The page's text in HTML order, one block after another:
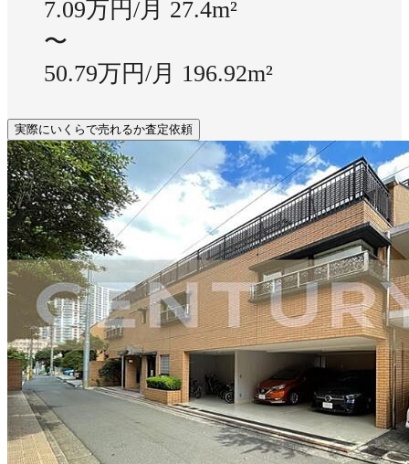
7.09万円/月 27.4m²
〜
50.79万円/月 196.92m²
実際にいくらで売れるか査定依頼